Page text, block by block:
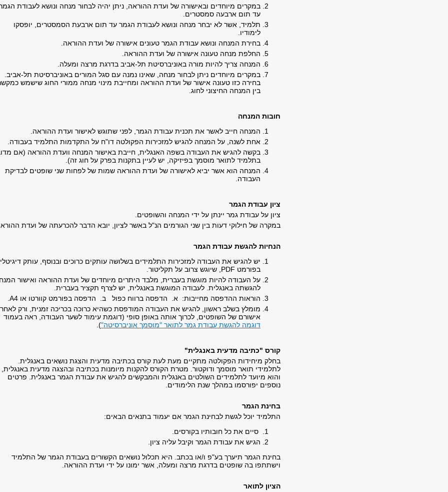
במקרים מיוחדים ובאישורה של ועדת ההוראה, ניתן יהיה לבחור מנחה ונושא לעבודת
עד תום ארבעה סמסטרים.
תלמיד, אשר לא יבחר מנחה ונושא לעבודת הגמר עד תום ארבעת הסמסטרים, יופסקו
לימודיו.
בחירת המנחה ונושא עבודת הגמר טעונים אישורה של ועדת ההוראה.
החלפת מנחה טעונה אישורה של ועדת ההוראה.
המנחה צריך להיות מורה באוניברסיטת תל-אביב בדרגת מרצה ומעלה.
במקרים מיוחדים ניתן לבחור מנחה, שאינו נמנה עם סגל המורים באוניברסיטת תל-אביב.
בחירה כזו טעונה אישור של ועדת ההוראה ומחייבת מינוי מנחה ממורי החוג שישמש
בין המנחה החיצוני לחוג.
חובות המנחה
המנחה חייב לאשר את תכנית עבודת הגמר, לפני שתוגש לאישור ועדת ההוראה.
אחת לשנה, על המנחה להגיש למזכירות הפקולטה דו"ח על התקדמות התלמיד בעבודה.
בקשה להגיש את העבודה בשפה האנגלית, חייבת באישור המנחה וועדת ההוראה (אם
בתלמיד לתואר מוסמך בפיזיקה, יש לעיין בתקנות בפרק על חוג זה).
המנחה הוא אשר יביא לאישורה של ועדת ההוראה שמות של לפחות שני שופטים לבדיקת
העבודה.
ציון עבודת הגמר
ציון על עבודת גמר יינתן על ידי המנחה והשופטים.
במקרה של חילוקי דעות בין שני הגורמים הנ"ל באשר לציון, יובא הדבר להכרעתה של ועדת
הנחיות להגשת עבודת הגמר
יש להגיש את העבודה למזכירות התלמידים בשלושה עותקים כרוכים ובנוסף, עותק דיגיטלי
בפורמט PDF, שיוגש צרוב על תקליטור.
על העבודה להיות מוגשת בעברית, מלבד היתרים מיוחדים של ועדת ההוראה ואישור
להגשתה באנגלית. לעבודה המוגשת באנגלית, יש לצרף תקציר בעברית.
הוראות ההדפסה מחייבות: א. הדפסה ברווח כפול ב. הדפסה בפורמט קוורטו או A4.
מומלץ בשלב ראשון, להגיש את העבודה המודפסת כשהיא כרוכה בכריכה זמנית, ורק לאחר
אישורם של השופטים, לכרוך אותה באופן סופי (דוגמת עימוד לשער העבודה, ראה בעמוד
דוגמה להגשת עבודת גמר לתואר "מוסמך אוניברסיטה").
קורס "כתיבה מדעית באנגלית"
בחלק מיחידות הפקולטה מתקיים מעת לעת קורס בכתיבה מדעית והצגת נושאים באנגלית.
לתלמידי תואר מוסמך ודוקטור. מטרת הקורס להקנות מיומנות בכתיבה ובהצגה מדעית באנגלית,
והוא מיועד לתלמידים השולטים באנגלית והמבקשים להגיש את עבודת הגמר באנגלית. פרטים
נוספים יפורסמו במהלך שנת הלימודים.
בחינת הגמר
התלמיד יוכל לגשת לבחינת הגמר אם יעמוד בתנאים הבאים:
סיים את כל חובותיו בקורסים.
הגיש את עבודת הגמר וקיבל עליה ציון.
בחינת הגמר תיערך בע"פ ו/או בכתב. היא תכלול נושאים הקשורים בעבודת הגמר של התלמיד
וישתתפו בה שופטים בדרגת מרצה ומעלה, אשר ימונו על ידי ועדת ההוראה.
הציון לתואר